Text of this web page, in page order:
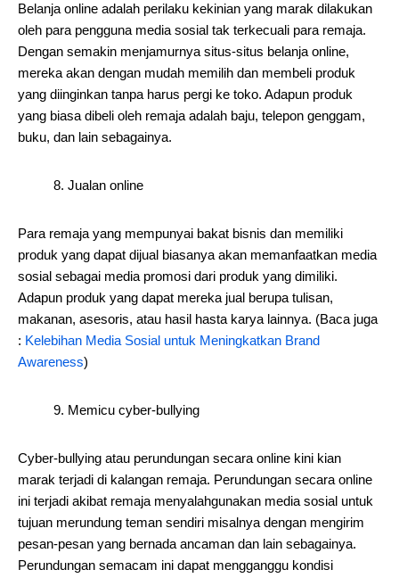
Belanja online adalah perilaku kekinian yang marak dilakukan
oleh para pengguna media sosial tak terkecuali para remaja.
Dengan semakin menjamurnya situs-situs belanja online,
mereka akan dengan mudah memilih dan membeli produk
yang diinginkan tanpa harus pergi ke toko. Adapun produk
yang biasa dibeli oleh remaja adalah baju, telepon genggam,
buku, dan lain sebagainya.
8. Jualan online
Para remaja yang mempunyai bakat bisnis dan memiliki
produk yang dapat dijual biasanya akan memanfaatkan media
sosial sebagai media promosi dari produk yang dimiliki.
Adapun produk yang dapat mereka jual berupa tulisan,
makanan, asesoris, atau hasil hasta karya lainnya. (Baca juga
: Kelebihan Media Sosial untuk Meningkatkan Brand
Awareness)
9. Memicu cyber-bullying
Cyber-bullying atau perundungan secara online kini kian
marak terjadi di kalangan remaja. Perundungan secara online
ini terjadi akibat remaja menyalahgunakan media sosial untuk
tujuan merundung teman sendiri misalnya dengan mengirim
pesan-pesan yang bernada ancaman dan lain sebagainya.
Perundungan semacam ini dapat mengganggu kondisi